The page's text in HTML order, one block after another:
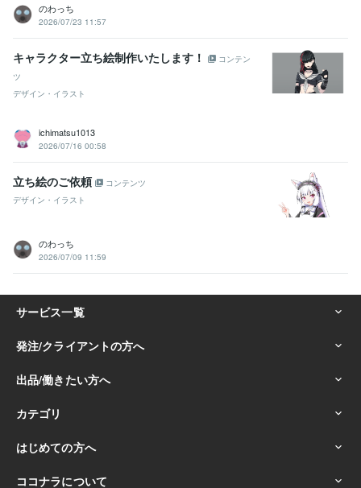
のわっち
2026/07/23 11:57
キャラクター立ち絵制作いたします！
コンテン
ツ
デザイン・イラスト
ichimatsu1013
2026/07/16 00:58
立ち絵のご依頼
コンテンツ
デザイン・イラスト
のわっち
2026/07/09 11:59